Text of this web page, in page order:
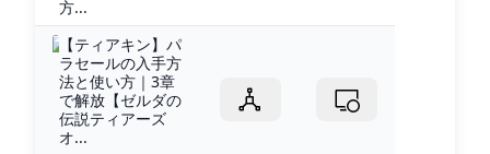
方...
【ティアキン】パ
ラセールの入手方
法と使い方｜3章
で解放【ゼルダの
伝説ティアーズ
オ...